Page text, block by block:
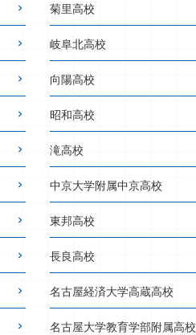
菊里高校
岐阜北高校
向陽高校
昭和高校
滝高校
中京大学附属中京高校
東邦高校
長良高校
名古屋経済大学高蔵高校
名古屋大学教育学部附属高校